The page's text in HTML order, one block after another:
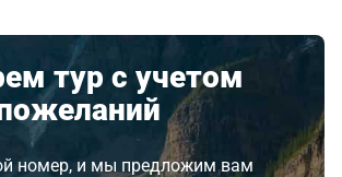
тур с учетом
номер, и мы предложим вам